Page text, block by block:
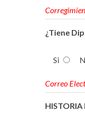
¿Tiene
Si